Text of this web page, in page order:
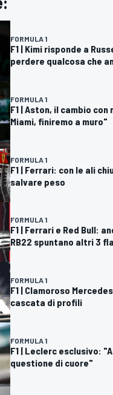
FORMULA 1
F1 | Kimi risponde a
perdere qualcosa che
FORMULA 1
F1 | Aston, il cambio
Miami, finiremo a muro"
FORMULA 1
F1 | Ferrari: con le ali
salvare peso
FORMULA 1
F1 | Ferrari e Red Bull:
RB22 spuntano altri 3
FORMULA 1
F1 | Clamoroso
cascata di profili
FORMULA 1
F1 | Leclerc esclusivo:
questione di cuore"